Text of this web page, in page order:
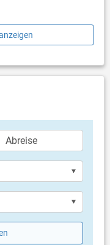
Entfernung
€ pro Tag / pro